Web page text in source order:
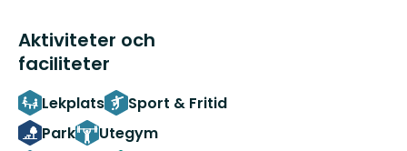
Aktiviteter och
faciliteter
Lekplats
Sport & Fritid
Park
Utegym